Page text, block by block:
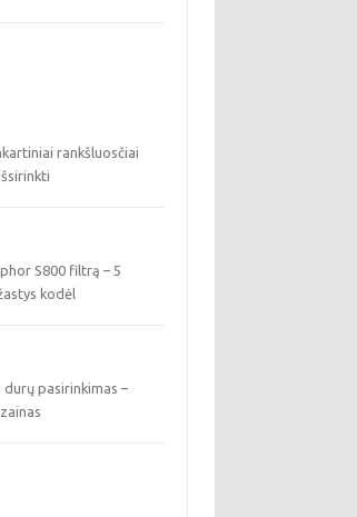
rankšluosčiai
S800 filtrą – 5
kodėl
durų pasirinkimas –